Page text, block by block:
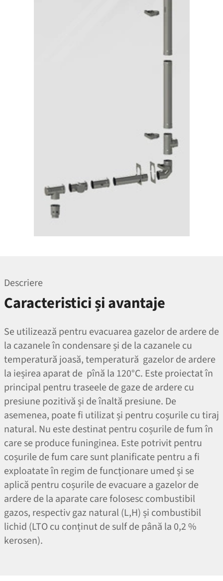
Descriere
Caracteristici și avantaje
Se utilizează pentru evacuarea gazelor de ardere de
la cazanele în condensare și de la cazanele cu
temperatură joasă, temperatură gazelor de ardere
la ieșirea aparat de pînă la 120°C. Este proiectat în
principal pentru traseele de gaze de ardere cu
presiune pozitivă și de înaltă presiune. De
asemenea, poate fi utilizat și pentru coșurile cu tiraj
natural. Nu este destinat pentru coșurile de fum în
care se produce funinginea. Este potrivit pentru
coșurile de fum care sunt planificate pentru a fi
exploatate în regim de funcționare umed și se
aplică pentru coșurile de evacuare a gazelor de
ardere de la aparate care folosesc combustibil
gazos, respectiv gaz natural (L,H) și combustibil
lichid (LTO cu conținut de sulf de până la 0,2 %
kerosen).